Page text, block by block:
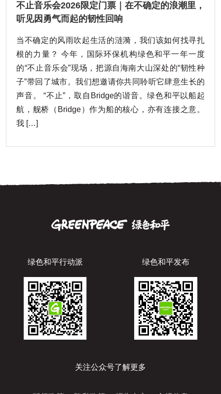
不止音乐会2026限定门票｜在不确定的浪潮里，
听见因勇气而起的韧性回响
当不确定的风雨吹起生活的涟漪，我们该如何找寻扎
根的力量？ 今年，国际环保机构绿色和平一年一度
的“不止音乐会”现场，把源自海南大山深处的“韧性种
子”带回了城市。我们想邀请你共同聆听它肆意生长的
声音。 “不止”，取自Bridge的谐音。绿色和平以船起
航，舰桥（Bridge）作为船的核心，亦有连接之意。
我 […]
绿色和平行动派 绿色和平发布
关注公众号了解更多